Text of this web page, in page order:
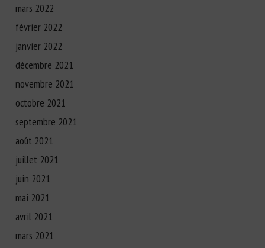
mars 2022
février 2022
janvier 2022
décembre 2021
novembre 2021
octobre 2021
septembre 2021
août 2021
juillet 2021
juin 2021
mai 2021
avril 2021
mars 2021